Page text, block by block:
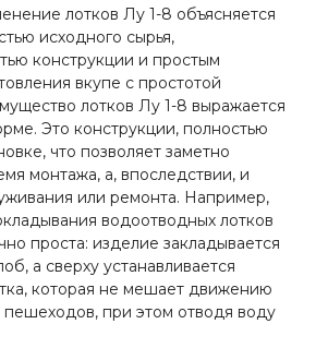
лотков Лу 1-8 объясняется
исходного сырья,
конструкции и простым
вкупе с простотой
лотков Лу 1-8 выражается
Это конструкции, полностью
что позволяет заметно
монтажа, а, впоследствии, и
или ремонта. Например,
водоотводных лотков
проста: изделие закладывается
а сверху устанавливается
которая не мешает движению
при этом отводя воду